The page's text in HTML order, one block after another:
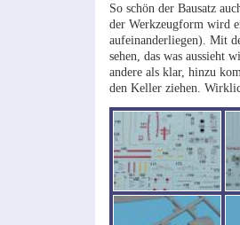
So schön der Bausatz
der Werkzeugform wird
aufeinanderliegen). Mit
sehen, das was aussieht
andere als klar, hinzu
den Keller ziehen.